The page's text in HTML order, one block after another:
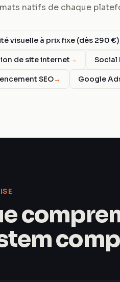
natifs de chaque
visuelle à prix fixe (dès 290 €)
de site internet→ Social
SEO→ Google